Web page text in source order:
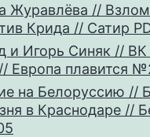
Журавлёва //
Крида // Сатир
и Игорь Синяк // ВК
Европа плавится
на Белоруссию //
в Краснодаре //